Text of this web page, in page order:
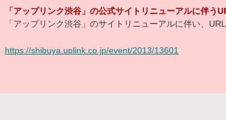
「アップリンク渋谷」の公式サイトリニューアルに伴う
「アップリンク渋谷」のサイトリニューアルに伴い、
https://shibuya.uplink.co.jp/event/2013/13601